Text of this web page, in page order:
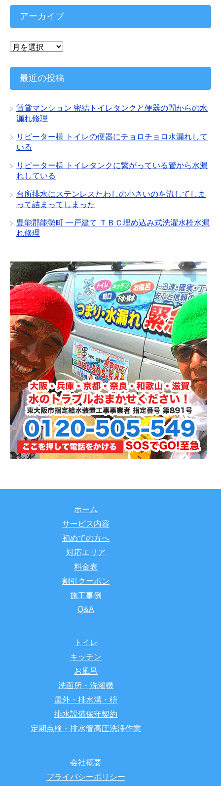
ゴ
ー
アーカイブ
ア
カ
ブ
最近の投稿
賃貸マンション 密結トイレタンクと便器の間からの水
漏れ修理
リピーター様 トイレの便器にチョロチョロ水漏れして
いる
リピーター様 トイレタンクに繋がっている管から水漏
れしている
台所排水にステンレスたわしの小さいのを流してしま
って詰まってしまった
豊能郡能勢町 一戸建て ＴＢＣ埋め込み式洗濯水栓水漏
れ修理
ホーム
サービス内容
初めての方へ
対応エリア
料金表
割引クーポン
施工事例
Q&A
トイレ
キッチン
お風呂
洗面所・洗濯機
屋外・排水溝・枡
排水設備保守契約
定期点検・排水管高圧洗浄作業
会社概要
プライバシーポリシー